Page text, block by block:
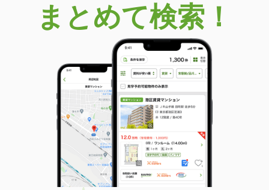
まとめて検索！